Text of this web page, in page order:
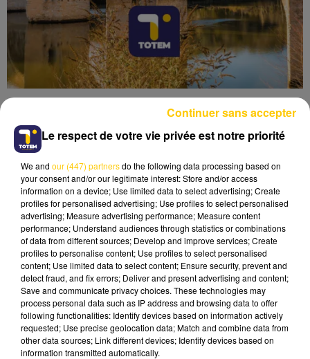
Lecture (4 min 6 sec)
20 mars 2025 - 4 min 6 sec
L'INFO DU LOT À CAHORS DU 20/03/25
À 06H00
L'info du Lot à Cahors
Le respect de votre vie privée est notre priorité
We and our (447) partnersdo the following data processing based on
your consent and/or our legitimate interest: Store and/or access
information on a device; Use limited data to select advertising; Create
profiles for personalised advertising; Use profiles to select personalised
advertising; Measure advertising performance; Measure content
performance; Understand audiences through statistics or combinations
of data from different sources; Develop and improve services; Create
profiles to personalise content; Use profiles to select personalised
content; Use limited data to select content; Ensure security, prevent and
detect fraud, and fix errors; Deliver and present advertising and content;
Save and communicate privacy choices. These technologies may
process personal data such as IP address and browsing data to offer
following functionalities: Identify devices based on information actively
requested; Use precise geolocation data; Match and combine data from
other data sources; Link different devices; Identify devices based on
information transmitted automatically.
Continuer sans accepter